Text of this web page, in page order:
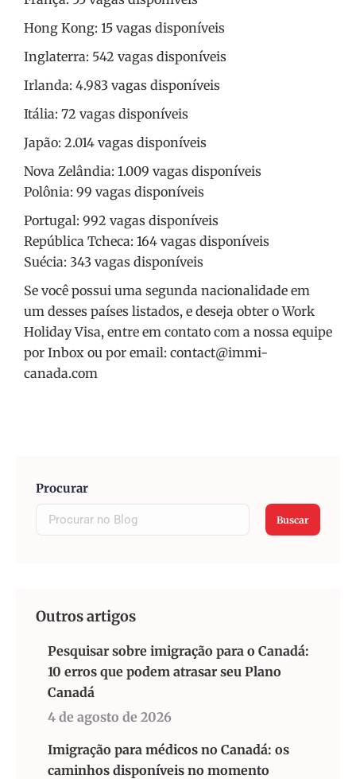
Hong Kong: 15 vagas disponíveis
Inglaterra: 542 vagas disponíveis
Irlanda: 4.983 vagas disponíveis
Itália: 72 vagas disponíveis
Japão: 2.014 vagas disponíveis
Nova Zelândia: 1.009 vagas disponíveis
Polônia: 99 vagas disponíveis
Portugal: 992 vagas disponíveis
República Tcheca: 164 vagas disponíveis
Suécia: 343 vagas disponíveis
Se você possui uma segunda nacionalidade em
um desses países listados, e deseja obter o Work
Holiday Visa, entre em contato com a nossa equipe
por Inbox ou por email: contact@immi-
canada.com
Procurar
Buscar
Outros artigos
Pesquisar sobre imigração para o Canadá:
10 erros que podem atrasar seu Plano
Canadá
4 de agosto de 2026
Imigração para médicos no Canadá: os
caminhos disponíveis no momento